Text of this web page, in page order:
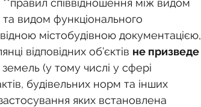
**правил співвідношення між видом
та видом функціонального
містобудівною документацією,
відповідних об’єктів не призведе
(у тому числі у сфері
будівельних норм та інших
яких встановлена